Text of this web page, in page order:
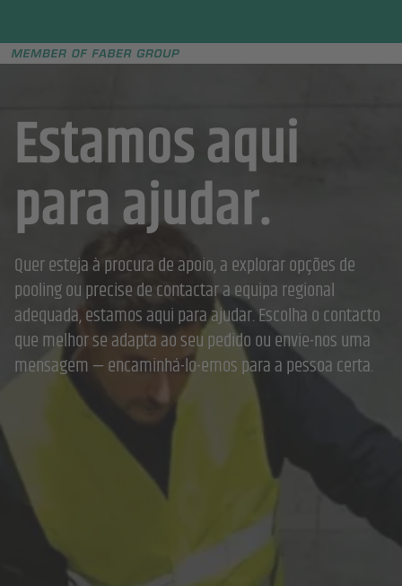
menu
Estamos aqui
para ajudar.
Quer esteja à procura de apoio, a explorar opções de
pooling ou precise de contactar a equipa regional
adequada, estamos aqui para ajudar. Escolha o contacto
que melhor se adapta ao seu pedido ou envie-nos uma
mensagem — encaminhá-lo-emos para a pessoa certa.